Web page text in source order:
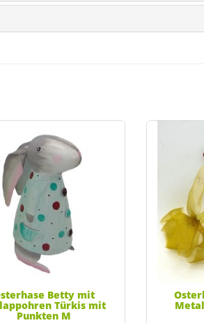
Betty mit
Türkis mit
Punkten M